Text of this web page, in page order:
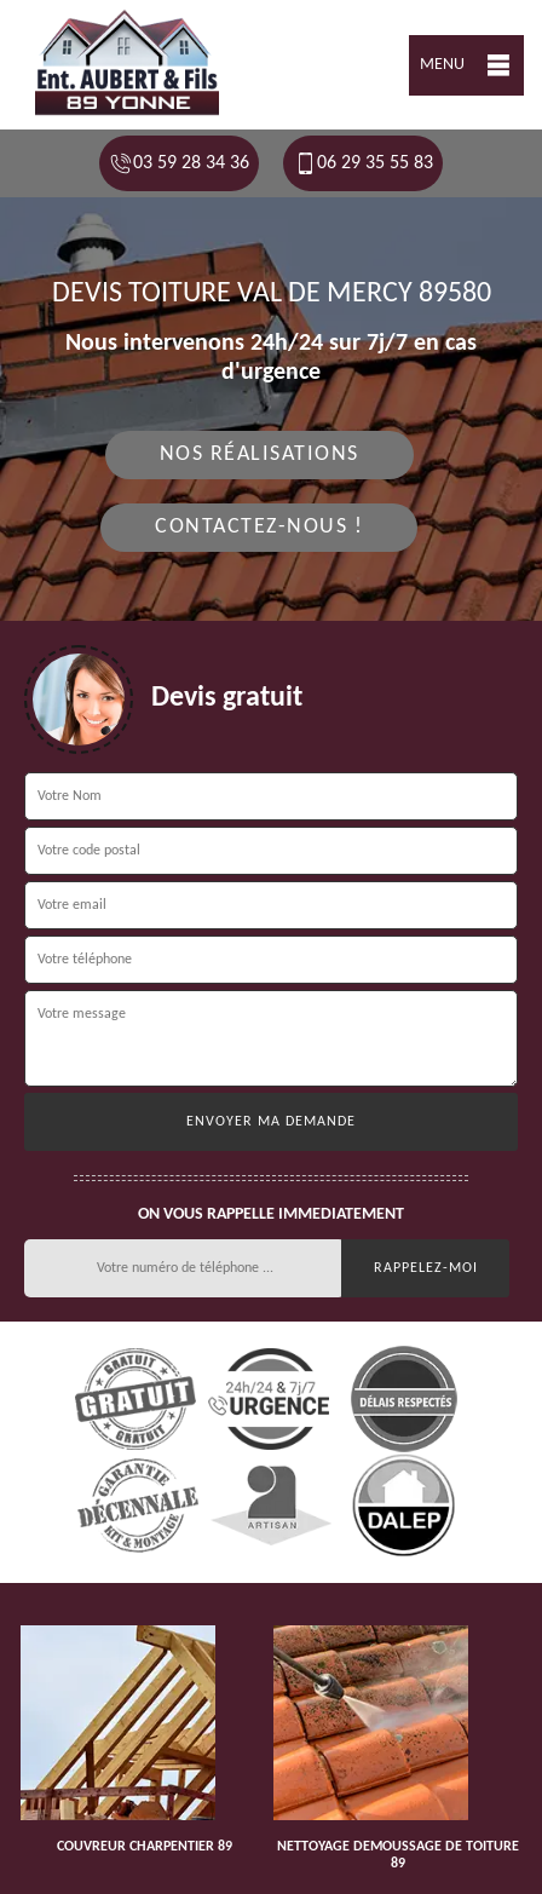
MENU
03 59 28 34 36 06 29 35 55 83
DEVIS TOITURE VAL DE MERCY 89580
Nous intervenons 24h/24 sur 7j/7 en cas
d'urgence
NOS RÉALISATIONS
CONTACTEZ-NOUS !
Devis gratuit
ON VOUS RAPPELLE IMMEDIATEMENT
COUVREUR CHARPENTIER 89
NETTOYAGE DEMOUSSAGE DE TOITURE
89